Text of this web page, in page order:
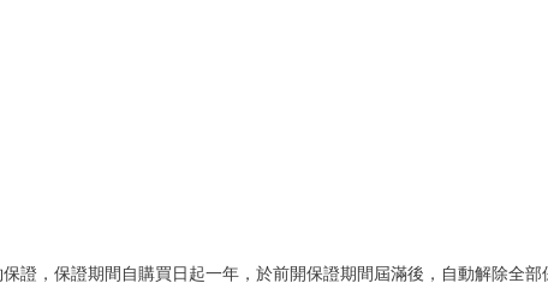
證，保證期間自購買日起一年，於前開保證期間屆滿後，自動解除全部